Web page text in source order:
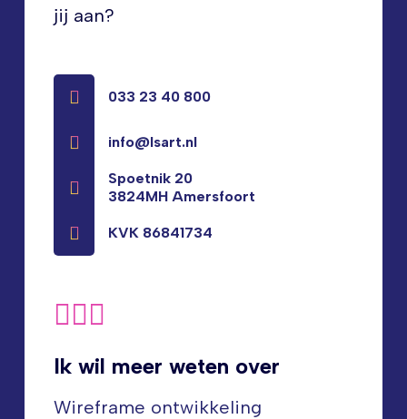
jij aan?
033 23 40 800
info@lsart.nl
Spoetnik 20
3824MH Amersfoort
KVK 86841734
Ik wil meer weten over
Wireframe ontwikkeling